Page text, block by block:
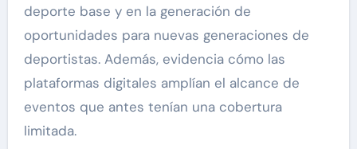
deporte base y en la generación de
oportunidades para nuevas generaciones de
deportistas. Además, evidencia cómo las
plataformas digitales amplían el alcance de
eventos que antes tenían una cobertura
limitada.